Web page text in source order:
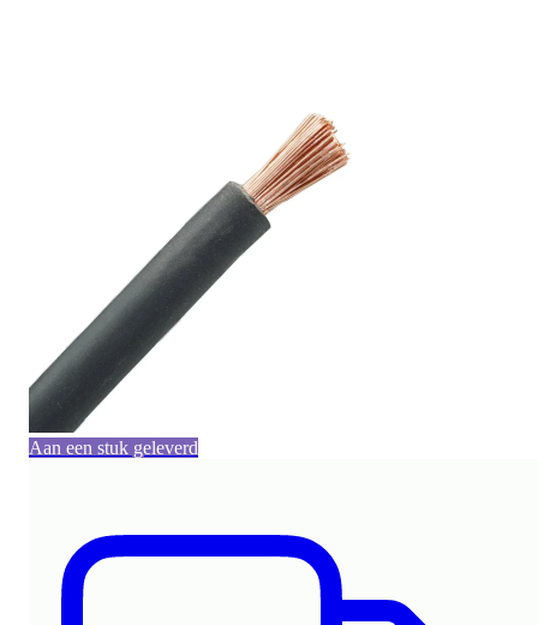
Aan een stuk geleverd